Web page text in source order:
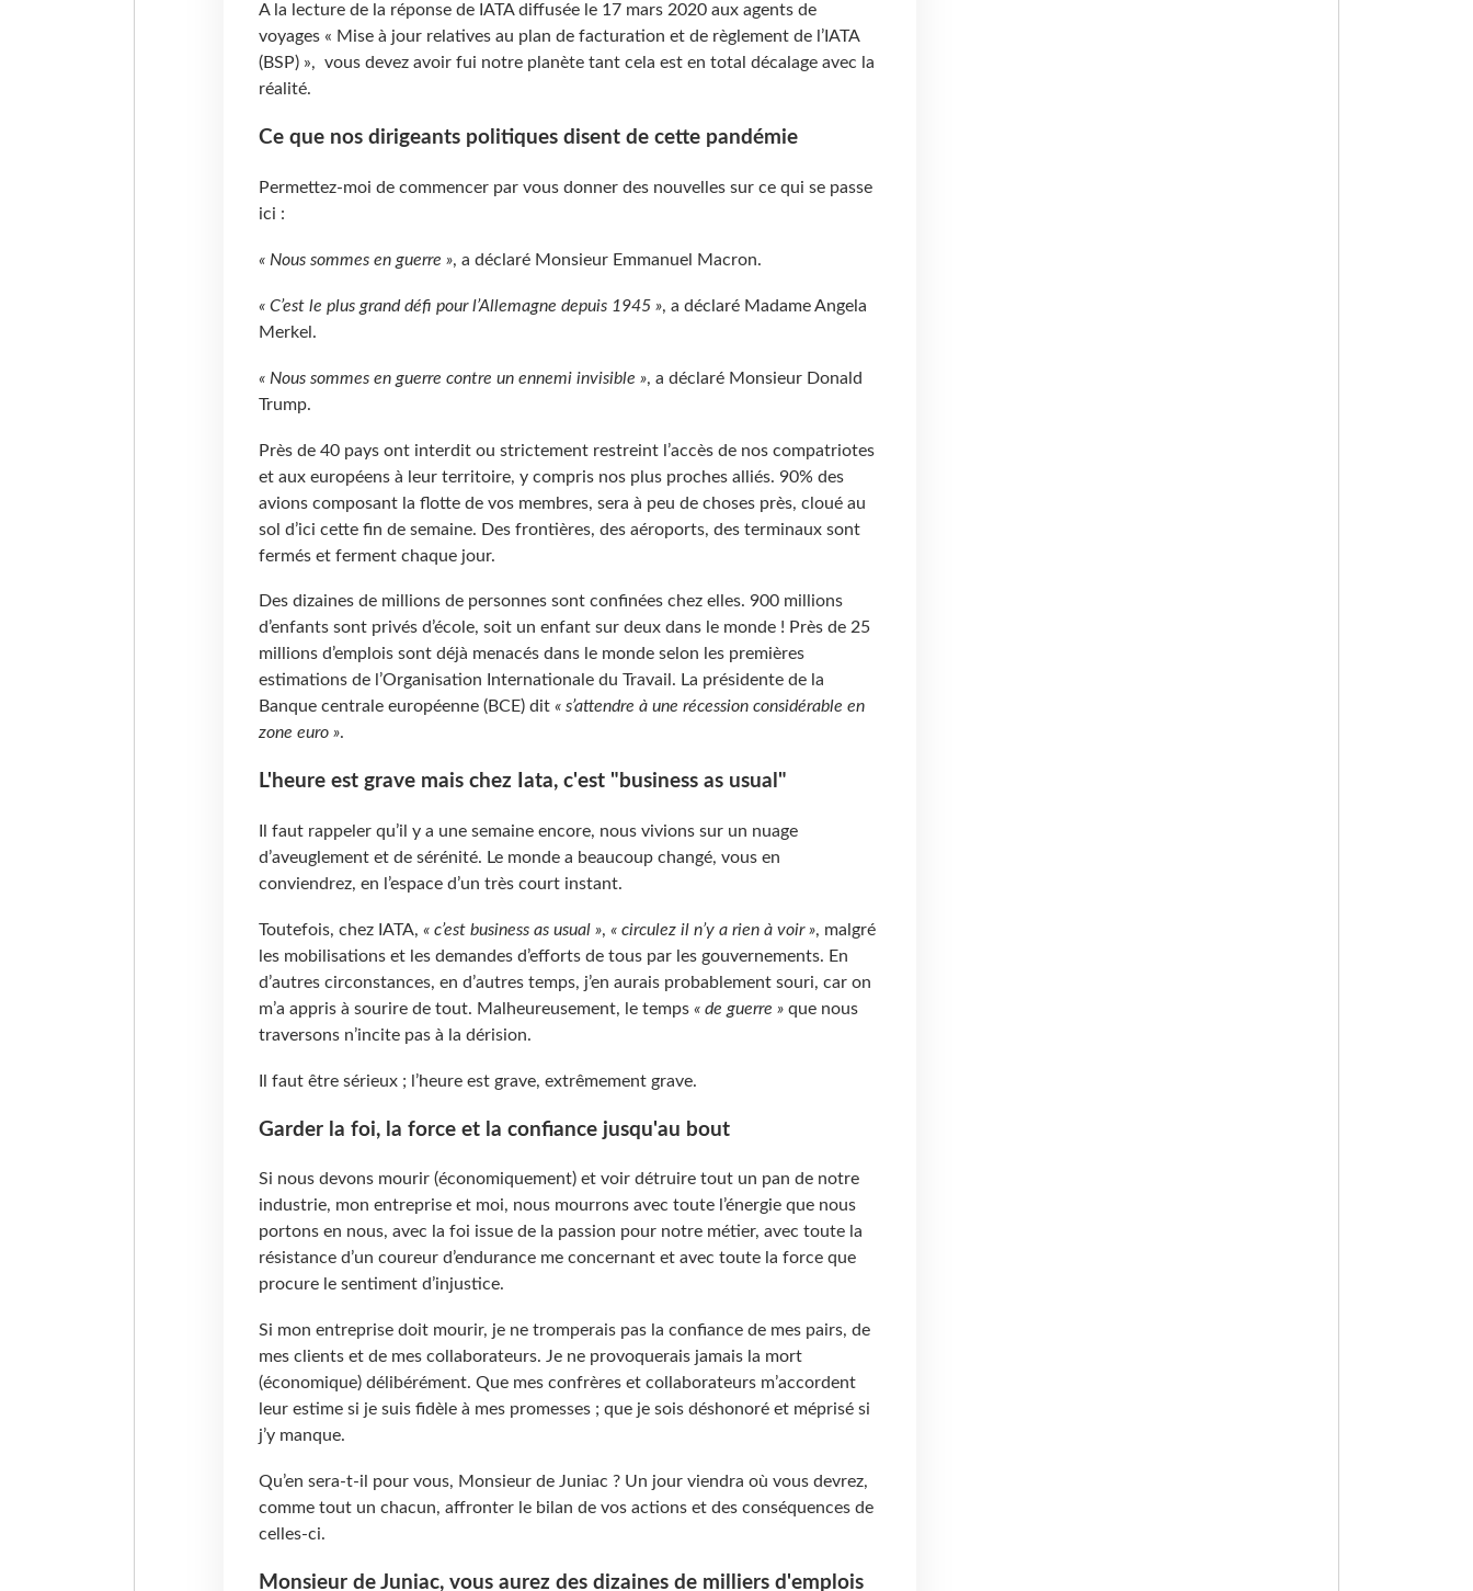
A la lecture de la réponse de IATA diffusée le 17 mars 2020 aux agents de
voyages « Mise à jour relatives au plan de facturation et de règlement de l’IATA
(BSP) », vous devez avoir fui notre planète tant cela est en total décalage avec la
réalité.
Ce que nos dirigeants politiques disent de cette pandémie
Permettez-moi de commencer par vous donner des nouvelles sur ce qui se passe
ici :
« Nous sommes en guerre », a déclaré Monsieur Emmanuel Macron.
« C’est le plus grand défi pour l’Allemagne depuis 1945 », a déclaré Madame Angela
Merkel.
« Nous sommes en guerre contre un ennemi invisible », a déclaré Monsieur Donald
Trump.
Près de 40 pays ont interdit ou strictement restreint l’accès de nos compatriotes
et aux européens à leur territoire, y compris nos plus proches alliés. 90% des
avions composant la flotte de vos membres, sera à peu de choses près, cloué au
sol d’ici cette fin de semaine. Des frontières, des aéroports, des terminaux sont
fermés et ferment chaque jour.
Des dizaines de millions de personnes sont confinées chez elles. 900 millions
d’enfants sont privés d’école, soit un enfant sur deux dans le monde ! Près de 25
millions d’emplois sont déjà menacés dans le monde selon les premières
estimations de l’Organisation Internationale du Travail. La présidente de la
Banque centrale européenne (BCE) dit « s’attendre à une récession considérable en
zone euro ».
L'heure est grave mais chez Iata, c'est "business as usual"
Il faut rappeler qu’il y a une semaine encore, nous vivions sur un nuage
d’aveuglement et de sérénité. Le monde a beaucoup changé, vous en
conviendrez, en l’espace d’un très court instant.
Toutefois, chez IATA, « c’est business as usual », « circulez il n’y a rien à voir », malgré
les mobilisations et les demandes d’efforts de tous par les gouvernements. En
d’autres circonstances, en d’autres temps, j’en aurais probablement souri, car on
m’a appris à sourire de tout. Malheureusement, le temps « de guerre »que nous
traversons n’incite pas à la dérision.
Il faut être sérieux ; l’heure est grave, extrêmement grave.
Garder la foi, la force et la confiance jusqu'au bout
Si nous devons mourir (économiquement) et voir détruire tout un pan de notre
industrie, mon entreprise et moi, nous mourrons avec toute l’énergie que nous
portons en nous, avec la foi issue de la passion pour notre métier, avec toute la
résistance d’un coureur d’endurance me concernant et avec toute la force que
procure le sentiment d’injustice.
Si mon entreprise doit mourir, je ne tromperais pas la confiance de mes pairs, de
mes clients et de mes collaborateurs. Je ne provoquerais jamais la mort
(économique) délibérément. Que mes confrères et collaborateurs m’accordent
leur estime si je suis fidèle à mes promesses ; que je sois déshonoré et méprisé si
j’y manque.
Qu’en sera-t-il pour vous, Monsieur de Juniac ? Un jour viendra où vous devrez,
comme tout un chacun, affronter le bilan de vos actions et des conséquences de
celles-ci.
Monsieur de Juniac, vous aurez des dizaines de milliers d'emplois